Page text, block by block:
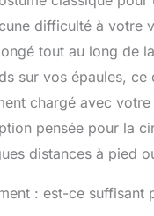
difficulté à
tout au long de
sur vos épaules,
chargé avec
pensée pour la
distances à pied
: est-ce suffisant